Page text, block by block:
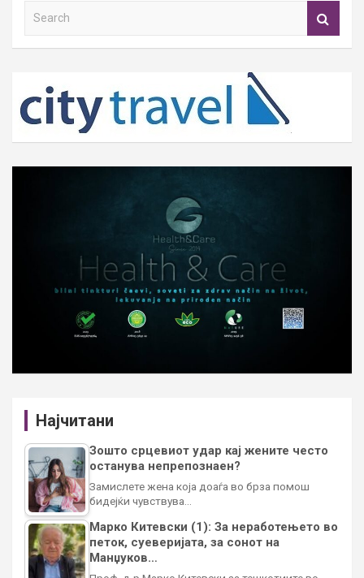
h
Најчитани
Зошто срцевиот удар кај жените често
останува непрепознаен?
Замислете жена која доаѓа во брза помош
бидејќи чувствува…
Марко Китевски (1): За неработењето во
петок, суеверијата, за сонот на
Манџуков…